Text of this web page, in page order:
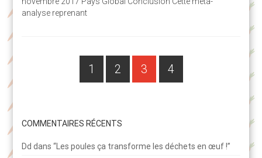
analyse reprenant
Navigation1 2 3 4
COMMENTAIRES RÉCENTS
Dd dans“Les poules ça transforme les déchets en œuf !”